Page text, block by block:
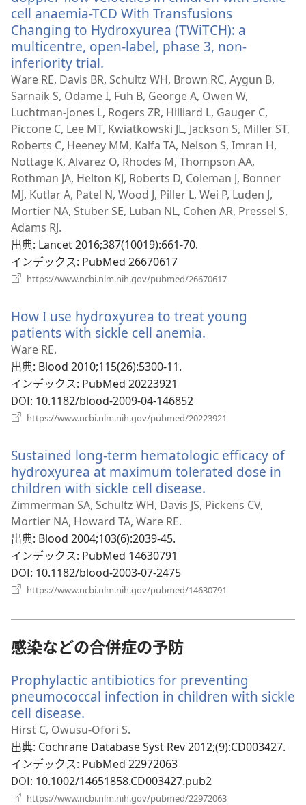
く）
cell anaemia-TCD With Transfusions
Changing to Hydroxyurea (TWiTCH): a
multicentre, open-label, phase 3, non-
inferiority trial.
し
い
タ
ブ
で
開
く）
Ware RE, Davis BR, Schultz WH, Brown RC, Aygun B,
Sarnaik S, Odame I, Fuh B, George A, Owen W,
Luchtman-Jones L, Rogers ZR, Hilliard L, Gauger C,
Piccone C, Lee MT, Kwiatkowski JL, Jackson S, Miller ST,
Roberts C, Heeney MM, Kalfa TA, Nelson S, Imran H,
Nottage K, Alvarez O, Rhodes M, Thompson AA,
Rothman JA, Helton KJ, Roberts D, Coleman J, Bonner
MJ, Kutlar A, Patel N, Wood J, Piller L, Wei P, Luden J,
Mortier NA, Stuber SE, Luban NL, Cohen AR, Pressel S,
Adams RJ.
出典‎: Lancet 2016;387(10019):661-70.
インデックス‎: PubMed 26670617
https://www.ncbi.nlm.nih.gov/pubmed/26670617
タ
How I use hydroxyurea to treat young
patients with sickle cell anemia.
で
く）
Ware RE.
出典‎: Blood 2010;115(26):5300-11.
インデックス‎: PubMed 20223921
DOI‎: 10.1182/blood-2009-04-146852
https://www.ncbi.nlm.nih.gov/pubmed/20223921
タ
ブ
で
く）
Sustained long-term hematologic efficacy of
hydroxyurea at maximum tolerated dose in
children with sickle cell disease.
し
開
Zimmerman SA, Schultz WH, Davis JS, Pickens CV,
Mortier NA, Howard TA, Ware RE.
出典‎: Blood 2004;103(6):2039-45.
インデックス‎: PubMed 14630791
DOI‎: 10.1182/blood-2003-07-2475
https://www.ncbi.nlm.nih.gov/pubmed/14630791
く）
感染などの合併症の予防
Prophylactic antibiotics for preventing
pneumococcal infection in children with sickle
cell disease.
し
い
タ
ブ
で
Hirst C, Owusu-Ofori S.
出典‎: Cochrane Database Syst Rev 2012;(9):CD003427.
インデックス‎: PubMed 22972063
DOI‎: 10.1002/14651858.CD003427.pub2
https://www.ncbi.nlm.nih.gov/pubmed/22972063